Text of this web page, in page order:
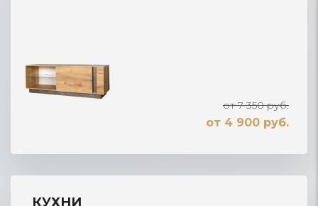
от 7 350 руб.
от 4 900 руб.
КУХНИ